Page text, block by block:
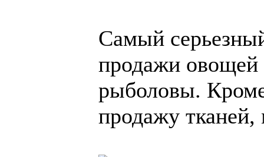
Самый
продажи овощей
рыболовы. Кроме
продажу тканей,